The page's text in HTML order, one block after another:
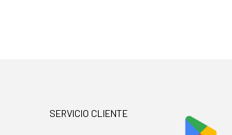
SERVICIO CLIENTE